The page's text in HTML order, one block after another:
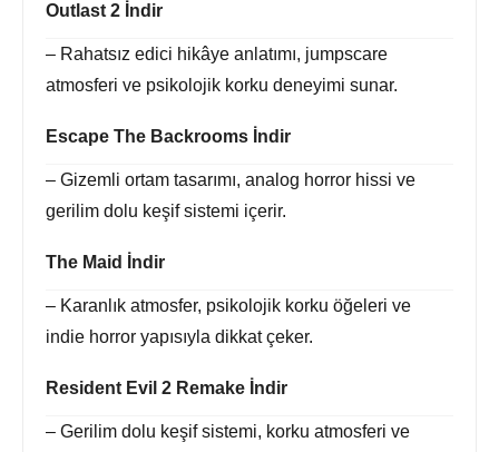
Outlast 2 İndir
– Rahatsız edici hikâye anlatımı, jumpscare
atmosferi ve psikolojik korku deneyimi sunar.
Escape The Backrooms İndir
– Gizemli ortam tasarımı, analog horror hissi ve
gerilim dolu keşif sistemi içerir.
The Maid İndir
– Karanlık atmosfer, psikolojik korku öğeleri ve
indie horror yapısıyla dikkat çeker.
Resident Evil 2 Remake İndir
– Gerilim dolu keşif sistemi, korku atmosferi ve